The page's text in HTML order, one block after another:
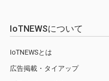
IoTNEWSについて
IoTNEWSとは
広告掲載・タイアップ